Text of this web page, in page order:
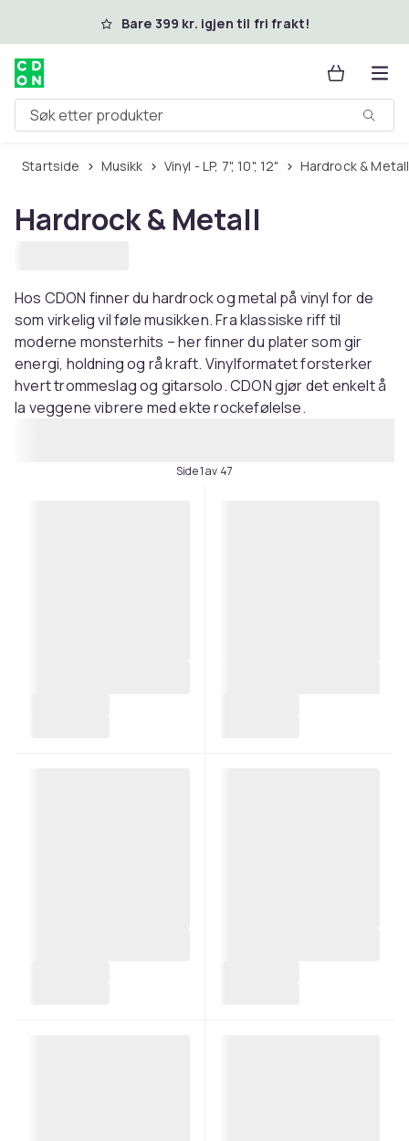
Hopp til hovedinnholdBare 399 kr. igjen til fri frakt!
Søk etter produkter
Startside Musikk Vinyl - LP, 7", 10", 12" Hardrock & Metall
Hardrock & Metall
Hos CDON finner du hardrock og metal på vinyl for de
som virkelig vil føle musikken. Fra klassiske riff til
moderne monsterhits – her finner du plater som gir
energi, holdning og rå kraft. Vinylformatet forsterker
hvert trommeslag og gitarsolo. CDON gjør det enkelt å
la veggene vibrere med ekte rockefølelse.
Side 1 av 47